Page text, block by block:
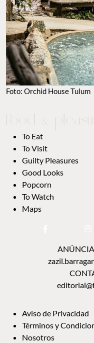
Foto: Orchid House Tulum
To Eat
To Visit
Guilty Pleasures
Good Looks
Popcorn
To Watch
Maps
Aviso de Privacidad
Términos y
Nosotros